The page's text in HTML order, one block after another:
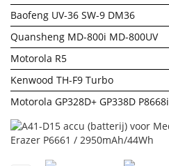
Baofeng UV-36 SW-9 DM36
Quansheng MD-800i MD-800UV
Motorola R5
Kenwood TH-F9 Turbo
Motorola GP328D+ GP338D P8668i